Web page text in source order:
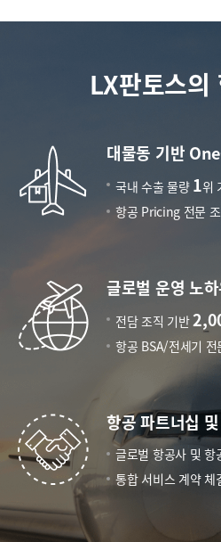
LX판토스의
대물동 기반
국내 수출 물량 1위
항공 Pricing 전문
글로벌 운영 노
전담 조직 기반
항공 BSA/전세기
항공 파트너십
글로벌 항공사 및 항
통합 서비스 계약